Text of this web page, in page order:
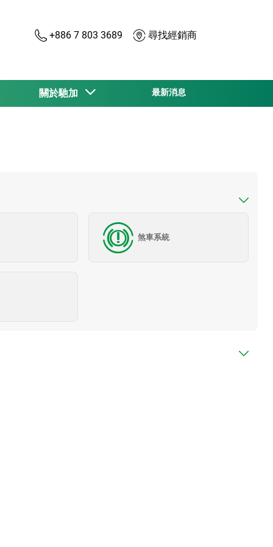
+886 7 803 3689 尋找經銷商
關於馳加 最新消息
煞車系統